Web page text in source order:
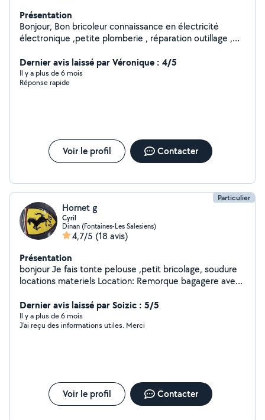
Présentation
Bonjour, Bon bricoleur connaissance en électricité
électronique ,petite plomberie , réparation outillage ,
Dernier avis laissé par Véronique : 4/5
Il y a plus de 6 mois
Réponse rapide
Voir le profil Contacter
Particulier
Hornet g
Cyril
Dinan (Fontaines-Les Salesiens)
4,7/5 (18 avis)
Présentation
bonjour Je fais tonte pelouse ,petit bricolage, soudure
locations materiels Location: Remorque bagagere avec
nettoyeur haute pression Motoculteur Girafe pour placo
Groupe électrogène 4000w Compresseur 50l /25l
Chèque de caution demandé .
Dernier avis laissé par Soizic : 5/5
Il y a plus de 6 mois
J'ai reçu des informations utiles. Merci
Voir le profil Contacter